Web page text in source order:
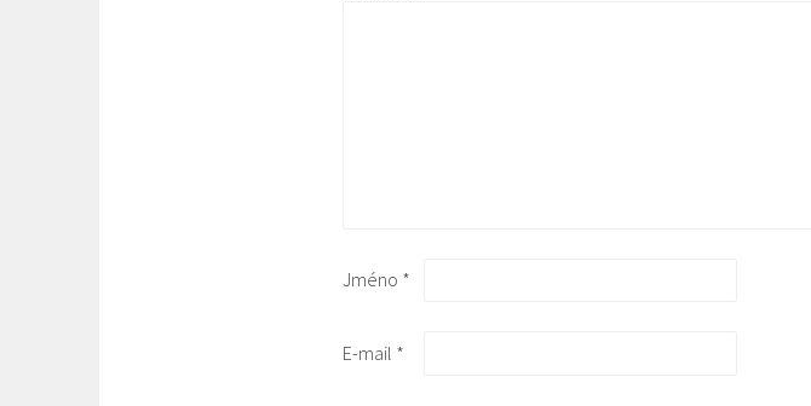
Jméno *
E-mail *